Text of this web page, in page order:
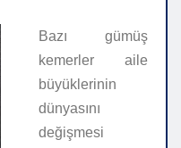
Bazı gümüş
kemerler aile
büyüklerinin
dünyasını
değişmesi